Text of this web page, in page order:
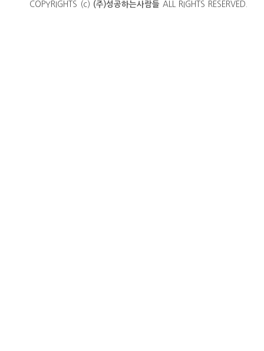
COPYRIGHTS (c) (주)성공하는사람들 ALL RIGHTS RESERVED.